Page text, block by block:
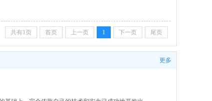
共有1页 首页 上一页 1 下一页 尾页
更多